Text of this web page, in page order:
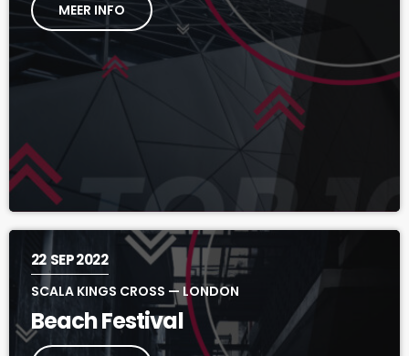
MEER INFO
22 SEP 2022
SCALA KINGS CROSS — LONDON
Beach Festival